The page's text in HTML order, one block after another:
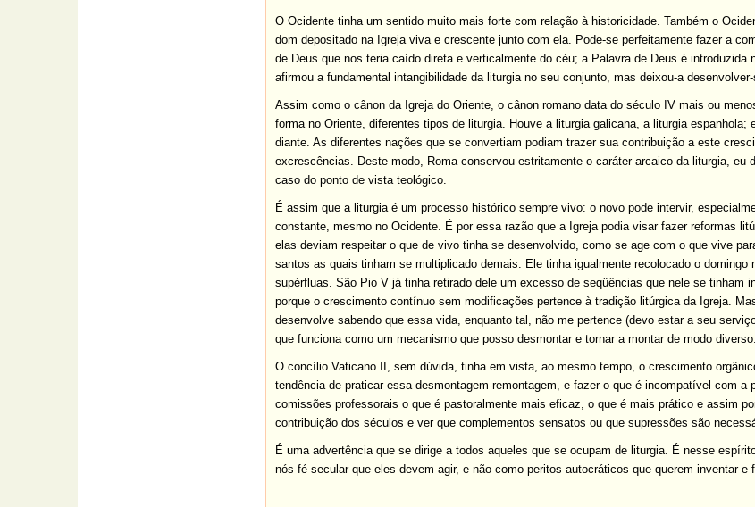
O Ocidente tinha um sentido muito mais forte com relação à historicidade. Também o
dom depositado na Igreja viva e crescente junto com ela. Pode-se perfeitamente fazer a
de Deus que nos teria caído direta e verticalmente do céu; a Palavra de Deus é
afirmou a fundamental intangibilidade da liturgia no seu conjunto, mas deixou-a
Assim como o cânon da Igreja do Oriente, o cânon romano data do século IV mais ou
forma no Oriente, diferentes tipos de liturgia. Houve a liturgia galicana, a liturgia
diante. As diferentes nações que se convertiam podiam trazer sua contribuição a este
excrescências. Deste modo, Roma conservou estritamente o caráter arcaico da liturgia,
caso do ponto de vista teológico.
É assim que a liturgia é um processo histórico sempre vivo: o novo pode intervir,
constante, mesmo no Ocidente. É por essa razão que a Igreja podia visar fazer reformas
elas deviam respeitar o que de vivo tinha se desenvolvido, como se age com o que vive
santos as quais tinham se multiplicado demais. Ele tinha igualmente recolocado o domingo
supérfluas. São Pio V já tinha retirado dele um excesso de seqüências que nele se tinham
porque o crescimento contínuo sem modificações pertence à tradição litúrgica da Igreja.
desenvolve sabendo que essa vida, enquanto tal, não me pertence (devo estar a seu
que funciona como um mecanismo que posso desmontar e tornar a montar de modo diverso.
O concílio Vaticano II, sem dúvida, tinha em vista, ao mesmo tempo, o crescimento
tendência de praticar essa desmontagem-remontagem, e fazer o que é incompatível com
comissões professorais o que é pastoralmente mais eficaz, o que é mais prático e assim
contribuição dos séculos e ver que complementos sensatos ou que supressões são
É uma advertência que se dirige a todos aqueles que se ocupam de liturgia. É nesse
nós fé secular que eles devem agir, e não como peritos autocráticos que querem inventar e